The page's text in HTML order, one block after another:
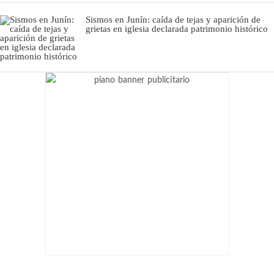
Sismos en Junín: caída de tejas y aparición de
grietas en iglesia declarada patrimonio histórico